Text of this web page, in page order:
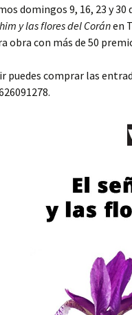
domingos 9, 16, 23 y
y las flores del Coránen
obra con más de 50
puedes comprar las